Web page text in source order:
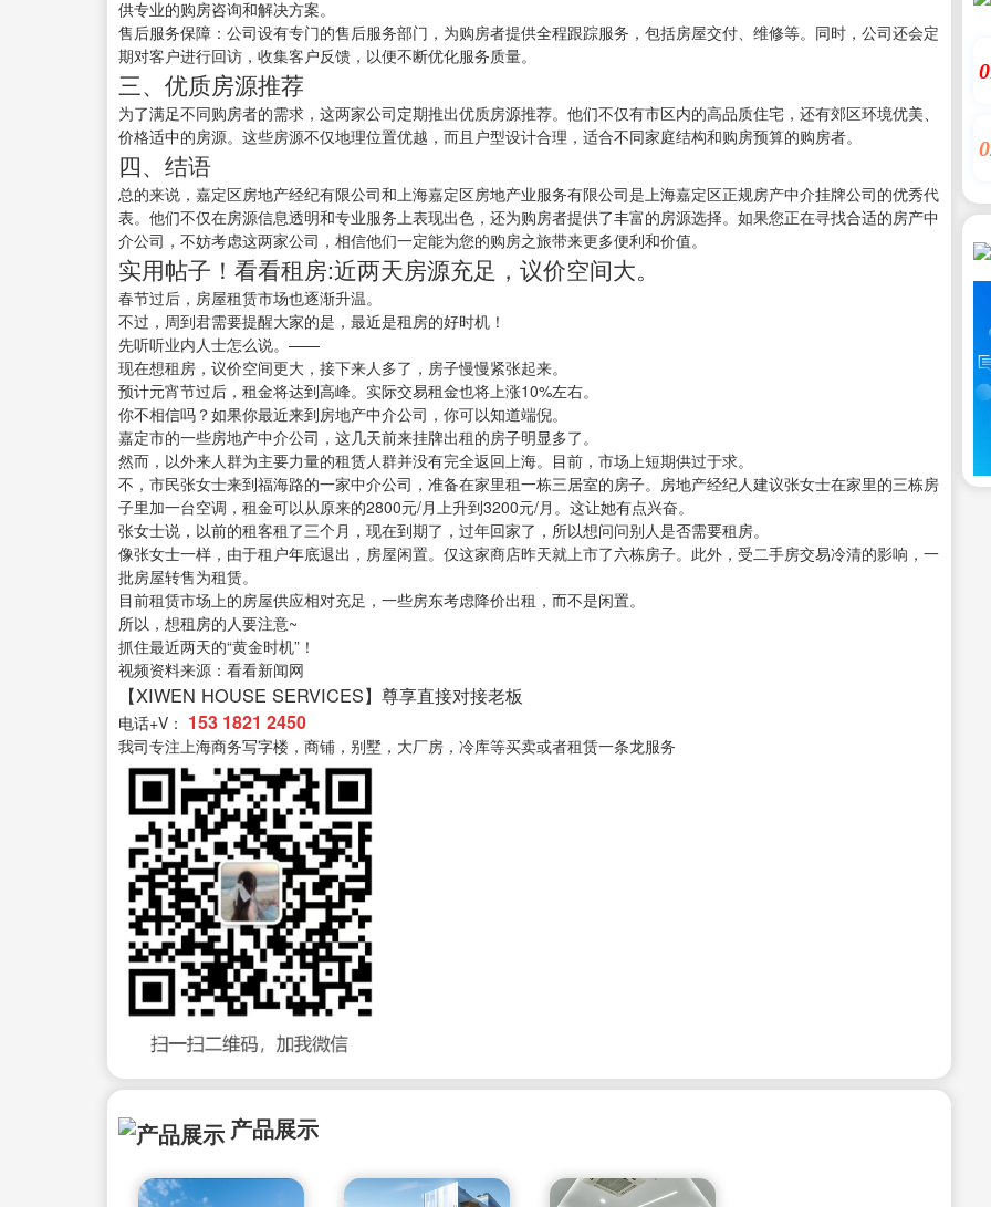
供专业的购房咨询和解决方案。
售后服务保障：公司设有专门的售后服务部门，为购房者提供全程跟踪服务，包括房屋交付、维修等。同时，公司还会定
期对客户进行回访，收集客户反馈，以便不断优化服务质量。
三、优质房源推荐
为了满足不同购房者的需求，这两家公司定期推出优质房源推荐。他们不仅有市区内的高品质住宅，还有郊区环境优美、
价格适中的房源。这些房源不仅地理位置优越，而且户型设计合理，适合不同家庭结构和购房预算的购房者。
四、结语
总的来说，嘉定区房地产经纪有限公司和上海嘉定区房地产业服务有限公司是上海嘉定区正规房产中介挂牌公司的优秀代
表。他们不仅在房源信息透明和专业服务上表现出色，还为购房者提供了丰富的房源选择。如果您正在寻找合适的房产中
介公司，不妨考虑这两家公司，相信他们一定能为您的购房之旅带来更多便利和价值。
实用帖子！看看租房:近两天房源充足，议价空间大。
春节过后，房屋租赁市场也逐渐升温。
不过，周到君需要提醒大家的是，最近是租房的好时机！
先听听业内人士怎么说。——
现在想租房，议价空间更大，接下来人多了，房子慢慢紧张起来。
预计元宵节过后，租金将达到高峰。实际交易租金也将上涨10%左右。
你不相信吗？如果你最近来到房地产中介公司，你可以知道端倪。
嘉定市的一些房地产中介公司，这几天前来挂牌出租的房子明显多了。
然而，以外来人群为主要力量的租赁人群并没有完全返回上海。目前，市场上短期供过于求。
不，市民张女士来到福海路的一家中介公司，准备在家里租一栋三居室的房子。房地产经纪人建议张女士在家里的三栋房
子里加一台空调，租金可以从原来的2800元/月上升到3200元/月。这让她有点兴奋。
张女士说，以前的租客租了三个月，现在到期了，过年回家了，所以想问问别人是否需要租房。
像张女士一样，由于租户年底退出，房屋闲置。仅这家商店昨天就上市了六栋房子。此外，受二手房交易冷清的影响，一
批房屋转售为租赁。
目前租赁市场上的房屋供应相对充足，一些房东考虑降价出租，而不是闲置。
所以，想租房的人要注意~
抓住最近两天的“黄金时机”！
视频资料来源：看看新闻网
【XIWEN HOUSE SERVICES】尊享直接对接老板
电话+V： 153 1821 2450
我司专注上海商务写字楼，商铺，别墅，大厂房，冷库等买卖或者租赁一条龙服务
产品展示